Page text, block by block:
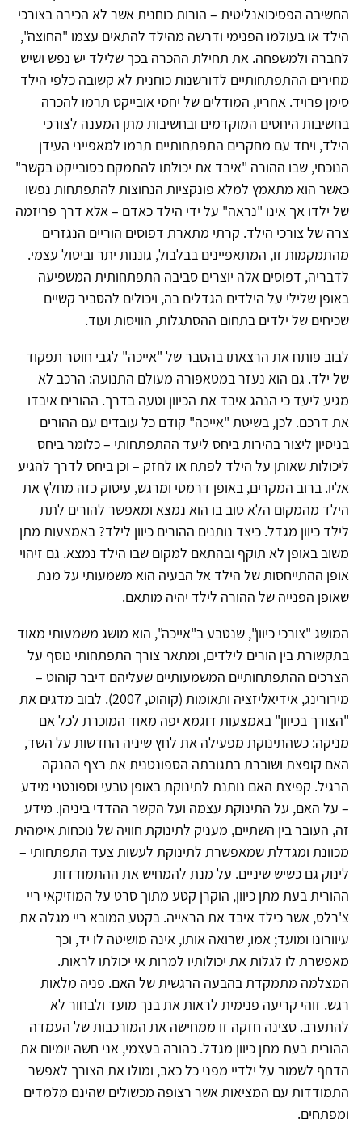
החשיבה הפסיכואנליטית – הורות כוחנית אשר לא הכירה בצורכי
הילד או בעולמו הפנימי ודרשה מהילד להתאים עצמו "החוצה",
לחברה ולמשפחה. את תחילת ההכרה בכך שלילד יש נפש ושיש
מחירים ההתפתחותיים לדורשנות כוחנית לא קשובה כלפי הילד
סימן פרויד. אחריו, המודלים של יחסי אובייקט תרמו להכרה
בחשיבות היחסים המוקדמים ובחשיבות מתן המענה לצורכי
הילד, ויחד עם מחקרים התפתחותיים תרמו למאפייני העידן
הנוכחי, שבו ההורה "איבד את יכולתו להתמקם כסובייקט בקשר"
כאשר הוא מתאמץ למלא פונקציות הנחוצות להתפתחות נפשו
של ילדו אך אינו "נראה" על ידי הילד כאדם – אלא דרך פריזמה
צרה של צורכי הילד. קרתי מתארת דפוסים הוריים הנגזרים
מהתמקמות זו, המתאפיינים בבלבול, גוננות יתר וביטול עצמי.
לדבריה, דפוסים אלה יוצרים סביבה התפתחותית המשפיעה
באופן שלילי על הילדים הגדלים בה, ויכולים להסביר קשיים
שכיחים של ילדים בתחום ההסתגלות, הוויסות ועוד.
לבוב פותח את הרצאתו בהסבר של "אייכה" לגבי חוסר תפקוד
של ילד. גם הוא נעזר במטאפורה מעולם התנועה: הרכב לא
מגיע ליעד כי הנהג איבד את הכיוון וטעה בדרך. ההורים איבדו
את דרכם. לכן, בשיטת "אייכה" קודם כל עובדים עם ההורים
בניסיון ליצור בהירות ביחס ליעד ההתפתחותי – כלומר ביחס
ליכולות שאותן על הילד לפתח או לחזק – וכן ביחס לדרך להגיע
אליו. ברוב המקרים, באופן דרמטי ומרגש, עיסוק כזה מחלץ את
הילד מהמקום הלא טוב בו הוא נמצא ומאפשר להורים לתת
לילד כיוון מגדל. כיצד נותנים ההורים כיוון לילד? באמצעות מתן
משוב באופן לא תוקף ובהתאם למקום שבו הילד נמצא. גם זיהוי
אופן ההתייחסות של הילד אל הבעיה הוא משמעותי על מנת
שאופן הפנייה של ההורה לילד יהיה מותאם.
המושג "צורכי כיוון", שנטבע ב"אייכה", הוא מושג משמעותי מאוד
בתקשורת בין הורים לילדים, ומתאר צורך התפתחותי נוסף על
הצרכים ההתפתחותיים המשמעותיים שעליהם דיבר קוהוט –
מירורינג, אידיאליזציה ותאומות (קוהוט, 2007). לבוב מדגים את
"הצורך בכיוון" באמצעות דוגמא יפה מאוד המוכרת לכל אם
מניקה: כשהתינוקת מפעילה את לחץ שיניה החדשות על השד,
האם קופצת ושוברת בתגובתה הספונטנית את רצף ההנקה
הרגיל. קפיצת האם נותנת לתינוקת באופן טבעי וספונטני מידע
– על האם, על התינוקת עצמה ועל הקשר ההדדי ביניהן. מידע
זה, העובר בין השתיים, מעניק לתינוקת חוויה של נוכחות אימהית
מכוונת ומגדלת שמאפשרת לתינוקת לעשות צעד התפתחותי –
לינוק גם כשיש שיניים. על מנת להמחיש את ההתמודדות
ההורית בעת מתן כיוון, הוקרן קטע מתוך סרט על המוזיקאי ריי
צ'רלס, אשר כילד איבד את הראייה. בקטע המובא ריי מגלה את
עיוורונו ומועד; אמו, שרואה אותו, אינה מושיטה לו יד, וכך
מאפשרת לו לגלות את יכולותיו למרות אי יכולתו לראות.
המצלמה מתמקדת בהבעה הרגשית של האם. פניה מלאות
רגש. זוהי קריעה פנימית לראות את בנך מועד ולבחור לא
להתערב. סצינה חזקה זו ממחישה את המורכבות של העמדה
ההורית בעת מתן כיוון מגדל. כהורה בעצמי, אני חשה יומיום את
הדחף לשמור על ילדיי מפני כל כאב, ומולו את הצורך לאפשר
התמודדות עם המציאות אשר רצופה מכשולים שהינם מלמדים
ומפתחים.